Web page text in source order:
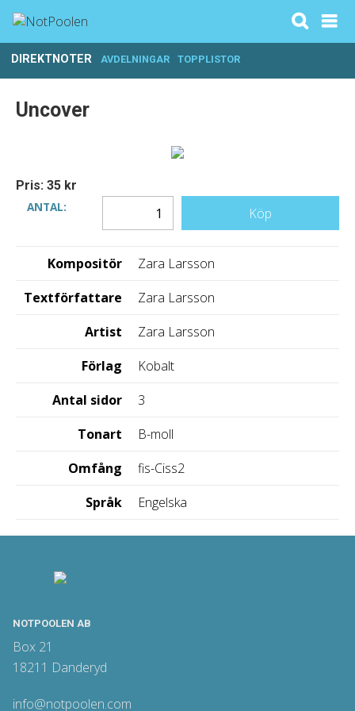
DIREKTNOTER AVDELNINGAR TOPPLISTOR
Uncover
Pris: 35 kr
ANTAL:
Köp
Kompositör
Zara Larsson
Textförfattare
Zara Larsson
Artist
Zara Larsson
Förlag
Kobalt
Antal sidor
3
Tonart
B-moll
Omfång
fis-Ciss2
Språk
Engelska
NOTPOOLEN AB
Box 21
18211 Danderyd
info@notpoolen.com